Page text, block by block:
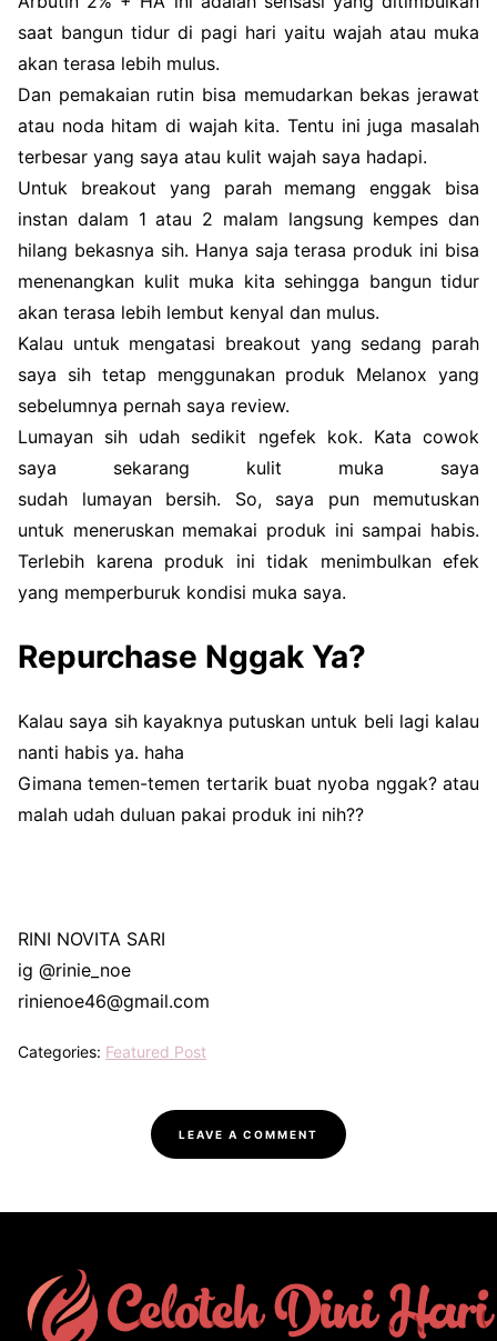
saat bangun tidur di pagi hari yaitu wajah atau muka
akan terasa lebih mulus.
Dan pemakaian rutin bisa memudarkan bekas jerawat
atau noda hitam di wajah kita. Tentu ini juga masalah
terbesar yang saya atau kulit wajah saya hadapi.
Untuk breakout yang parah memang enggak bisa
instan dalam 1 atau 2 malam langsung kempes dan
hilang bekasnya sih. Hanya saja terasa produk ini bisa
menenangkan kulit muka kita sehingga bangun tidur
akan terasa lebih lembut kenyal dan mulus.
Kalau untuk mengatasi breakout yang sedang parah
saya sih tetap menggunakan produk Melanox yang
sebelumnya pernah saya review.
Lumayan sih udah sedikit ngefek kok. Kata cowok
saya sekarang kulit muka saya
sudah lumayan bersih. So, saya pun memutuskan
untuk meneruskan memakai produk ini sampai habis.
Terlebih karena produk ini tidak menimbulkan efek
yang memperburuk kondisi muka saya.
Repurchase Nggak Ya?
Kalau saya sih kayaknya putuskan untuk beli lagi kalau
nanti habis ya. haha
Gimana temen-temen tertarik buat nyoba nggak? atau
malah udah duluan pakai produk ini nih??
RINI NOVITA SARI
ig @rinie_noe
rinienoe46@gmail.com
Categories: Featured Post
LEAVE A COMMENT